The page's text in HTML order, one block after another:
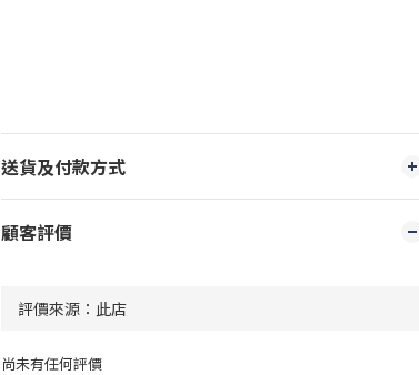
送貨及付款方式
顧客評價
尚未有任何評價